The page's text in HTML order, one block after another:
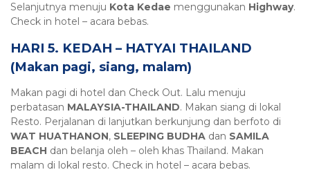
Selanjutnya menuju Kota Kedae menggunakan Highway.
Check in hotel – acara bebas.
HARI 5. KEDAH – HATYAI THAILAND
(Makan pagi, siang, malam)
Makan pagi di hotel dan Check Out. Lalu menuju
perbatasan MALAYSIA-THAILAND. Makan siang di lokal
Resto. Perjalanan di lanjutkan berkunjung dan berfoto di
WAT HUATHANON, SLEEPING BUDHA dan SAMILA
BEACH dan belanja oleh – oleh khas Thailand. Makan
malam di lokal resto. Check in hotel – acara bebas.